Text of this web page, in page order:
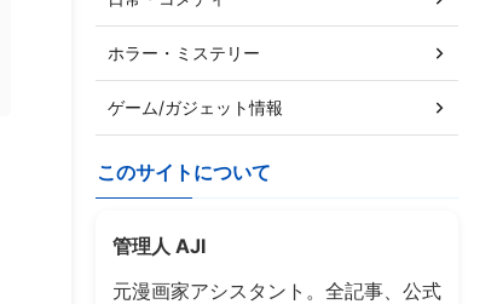
ホラー・ミステリー
ゲーム/ガジェット情報
このサイトについて
管理人 AJI
元漫画家アシスタント。全記事、公式